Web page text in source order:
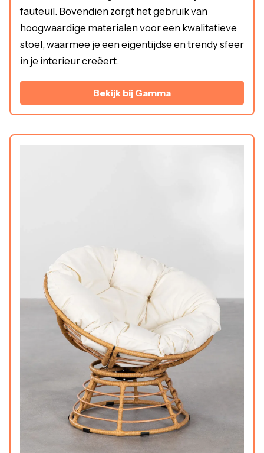
fauteuil. Bovendien zorgt het gebruik van
hoogwaardige materialen voor een kwalitatieve
stoel, waarmee je een eigentijdse en trendy sfeer
in je interieur creëert.
Bekijk bij Gamma